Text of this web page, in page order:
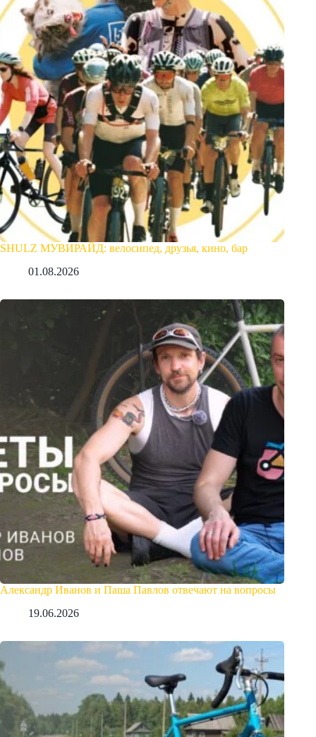
SHULZ МУВИРАЙД: велосипед, друзья, кино, бар
01.08.2026
Александр Иванов и Паша Павлов отвечают на вопросы
19.06.2026